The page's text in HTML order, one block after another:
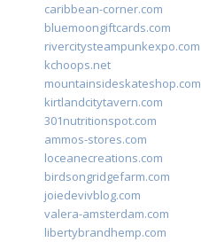
caribbean-corner.com
bluemoongiftcards.com
rivercitysteampunkexpo.com
kchoops.net
mountainsideskateshop.com
kirtlandcitytavern.com
301nutritionspot.com
ammos-stores.com
loceanecreations.com
birdsongridgefarm.com
joiedevivblog.com
valera-amsterdam.com
libertybrandhemp.com